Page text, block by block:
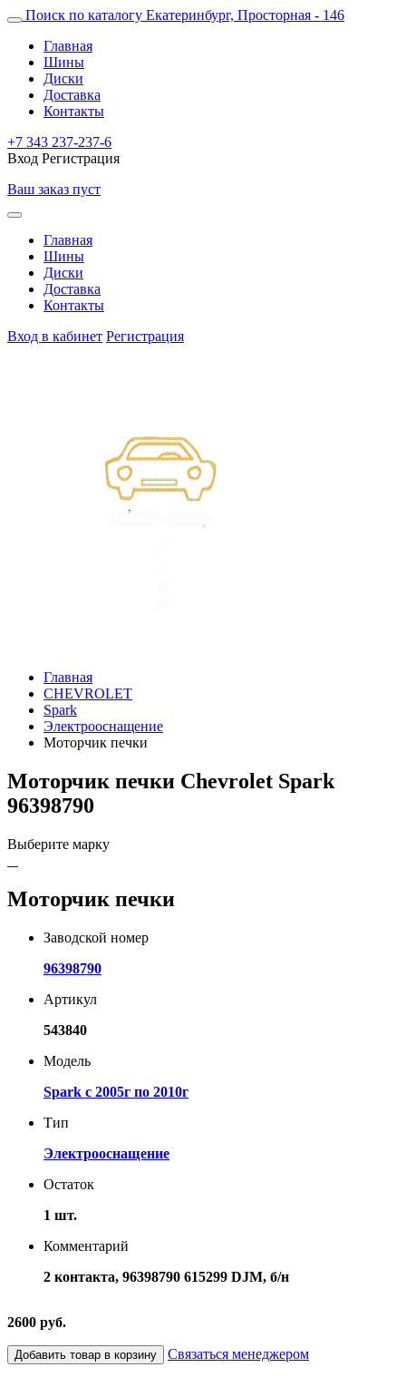
Поиск по каталогу Екатеринбург, Просторная - 146
Главная
Шины
Диски
Доставка
Контакты
+7 343 237-237-6
Вход Регистрация
Ваш заказ пуст
Главная
Шины
Диски
Доставка
Контакты
Вход в кабинет Регистрация
Главная
CHEVROLET
Spark
Электрооснащение
Моторчик печки
Моторчик печки Chevrolet Spark
96398790
Выберите марку
Моторчик печки
Заводской номер
96398790
Артикул
543840
Модель
Spark с 2005г по 2010г
Тип
Электрооснащение
Остаток
1 шт.
Комментарий
2 контакта, 96398790 615299 DJM, б/н
2600 руб.
Добавить товар в корзину Связаться менеджером